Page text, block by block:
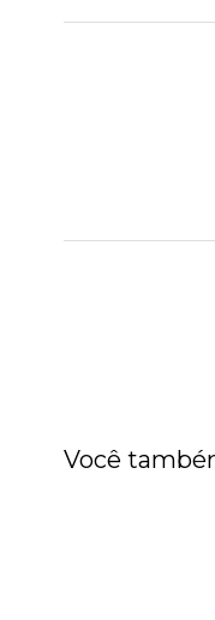
Você